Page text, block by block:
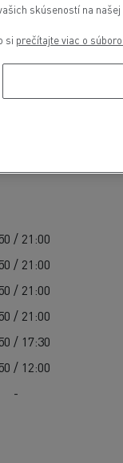
/ 21:00
/ 21:00
/ 21:00
/ 21:00
/ 17:30
/ 12:00
-
skúseností na
si prečítajte viac o